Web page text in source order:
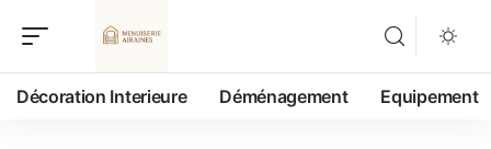
Décoration Interieure Déménagement Equipement